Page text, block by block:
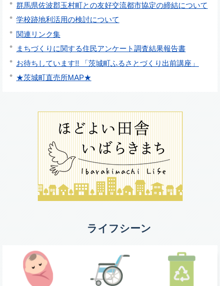
群馬県佐波郡玉村町との友好交流都市協定の締結について
学校跡地利活用の検討について
関連リンク集
まちづくりに関する住民アンケート調査結果報告書
お待ちしています!! 「茨城町ふるさとづくり出前講座」
★茨城町直売所MAP★
ライフシーン